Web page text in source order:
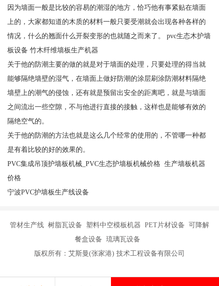
因为墙面一般是比较的容易的潮湿的地方，恰巧他有事紧贴在墙面
上的，大家都知道的木质的材料一般只要受潮就会出现各种各样的
情况，什么的翘面什么开裂变形的也就随之而来了。 pvc生态木护墙
板设备 竹木纤维墙板生产机器
关于他的防潮主要的做的就是对于墙面的处理，只要处理的得当就
能够隔绝墙壁的湿气，在墙面上做好防潮的涂层刷涂防潮材料隔绝
墙壁上的潮气的侵蚀，还有就是预留出安全的距离吧，就是与墙面
之间流出一些空隙，不与他进行直接的接触，这样也是能够有效的
隔绝空气的。
关于他的防潮的方法也就是这么几个经常的使用的，不管哪一种都
是有着比较的好的效果的。
PVC集成吊顶护墙板机械_PVC生态护墙板机械价格 生产墙板机器
价格
宁波PVC护墙板生产线设备
管材生产线 树脂瓦设备 塑料中空模板机器 PET片材设备 可降解
餐盒设备 琉璃瓦设备
版权所有：艾斯曼(张家港) 技术工程设备有限公司